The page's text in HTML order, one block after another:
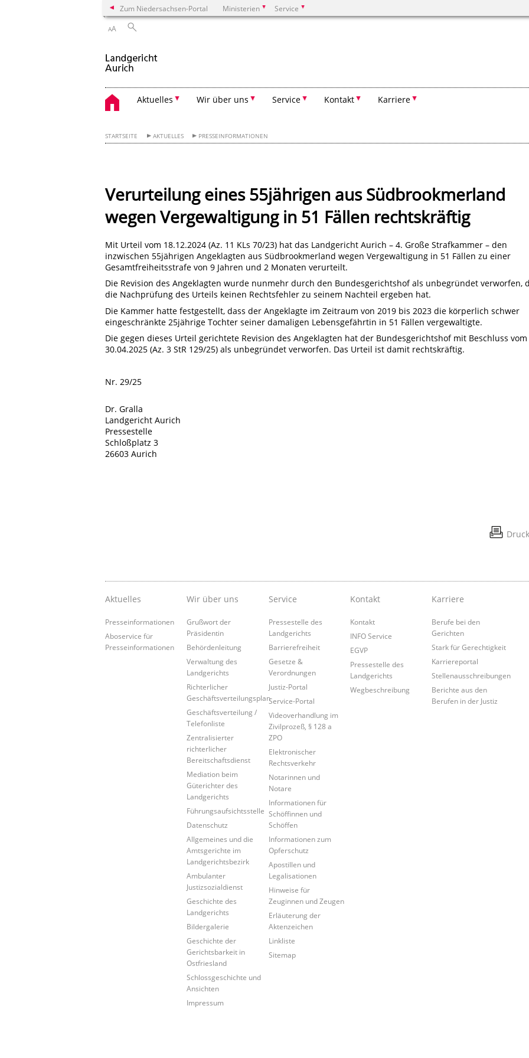
Zum Niedersachsen-Portal Ministerien Service
AA
Aktuelles Wir über uns Service Kontakt Karriere
STARTSEITE AKTUELLES PRESSEINFORMATIONEN
Verurteilung eines 55jährigen aus Südbrookmerland
wegen Vergewaltigung in 51 Fällen rechtskräftig
Mit Urteil vom 18.12.2024 (Az. 11 KLs 70/23) hat das Landgericht Aurich – 4. Große Strafkammer – den
inzwischen 55jährigen Angeklagten aus Südbrookmerland wegen Vergewaltigung in 51 Fällen zu einer
Gesamtfreiheitsstrafe von 9 Jahren und 2 Monaten verurteilt.
Die Revision des Angeklagten wurde nunmehr durch den Bundesgerichtshof als unbegründet verworfen,
die Nachprüfung des Urteils keinen Rechtsfehler zu seinem Nachteil ergeben hat.
Die Kammer hatte festgestellt, dass der Angeklagte im Zeitraum von 2019 bis 2023 die körperlich schwer
eingeschränkte 25jährige Tochter seiner damaligen Lebensgefährtin in 51 Fällen vergewaltigte.
Die gegen dieses Urteil gerichtete Revision des Angeklagten hat der Bundesgerichtshof mit Beschluss vom
30.04.2025 (Az. 3 StR 129/25) als unbegründet verworfen. Das Urteil ist damit rechtskräftig.
Nr. 29/25
Dr. Gralla
Landgericht Aurich
Pressestelle
Schloßplatz 3
26603 Aurich
Aktuelles
Presseinformationen
Aboservice für
Presseinformationen
Wir über uns
Grußwort der
Präsidentin
Behördenleitung
Verwaltung des
Landgerichts
Richterlicher
Geschäftsverteilungsplan
Geschäftsverteilung /
Telefonliste
Zentralisierter
richterlicher
Bereitschaftsdienst
Mediation beim
Güterichter des
Landgerichts
Führungsaufsichtsstelle
Datenschutz
Allgemeines und die
Amtsgerichte im
Landgerichtsbezirk
Ambulanter
Justizsozialdienst
Geschichte des
Landgerichts
Bildergalerie
Geschichte der
Gerichtsbarkeit in
Ostfriesland
Schlossgeschichte und
Ansichten
Impressum
Service
Pressestelle des
Landgerichts
Barrierefreiheit
Gesetze &
Verordnungen
Justiz-Portal
Service-Portal
Videoverhandlung im
Zivilprozeß, § 128 a
ZPO
Elektronischer
Rechtsverkehr
Notarinnen und
Notare
Informationen für
Schöffinnen und
Schöffen
Informationen zum
Opferschutz
Apostillen und
Legalisationen
Hinweise für
Zeuginnen und Zeugen
Erläuterung der
Aktenzeichen
Linkliste
Sitemap
Kontakt
Kontakt
INFO Service
EGVP
Pressestelle des
Landgerichts
Wegbeschreibung
Karriere
Berufe bei den
Gerichten
Stark für Gerechtigkeit
Karriereportal
Stellenausschreibungen
Berichte aus den
Berufen in der Justiz